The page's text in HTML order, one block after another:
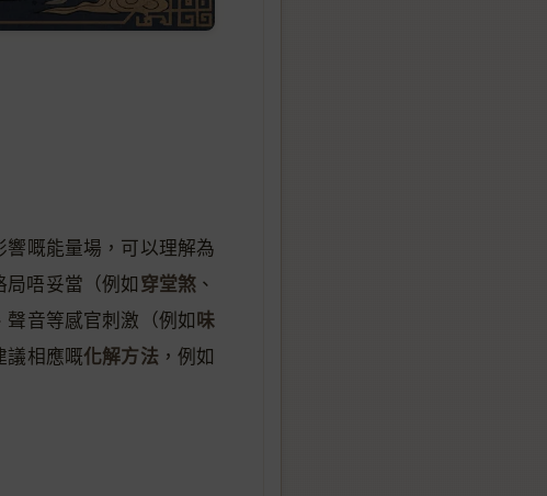
嘅能量場，可以理解為
唔妥當（例如穿堂煞 、
聲音等感官刺激（例如味
議相應嘅化解方法，例如